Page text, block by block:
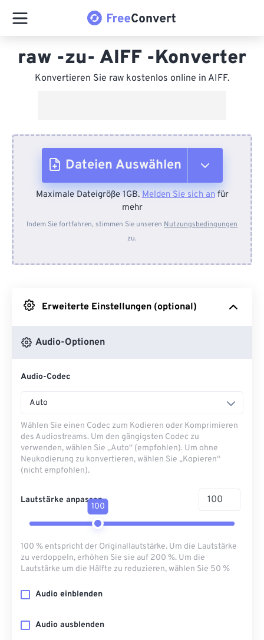
raw -zu- AIFF -Konverter
Konvertieren Sie raw kostenlos online in AIFF.
Dateien Auswählen
Vom Gerät
Von Dropbox
Maximale Dateigröße 1GB.Melden Sie sich anfür
mehr
Indem Sie fortfahren, stimmen Sie unseren Nutzungsbedingungen
zu.
Erweiterte Einstellungen (optional)
Audio-Optionen
Audio-Codec
Auto
Wählen Sie einen Codec zum Kodieren oder Komprimieren
des Audiostreams. Um den gängigsten Codec zu
verwenden, wählen Sie „Auto“ (empfohlen). Um ohne
Neukodierung zu konvertieren, wählen Sie „Kopieren“
(nicht empfohlen).
Lautstärke anpassen
100
100 % entspricht der Originallautstärke. Um die Lautstärke
zu verdoppeln, erhöhen Sie sie auf 200 %. Um die
Lautstärke um die Hälfte zu reduzieren, wählen Sie 50 %
Audio einblenden
Audio ausblenden